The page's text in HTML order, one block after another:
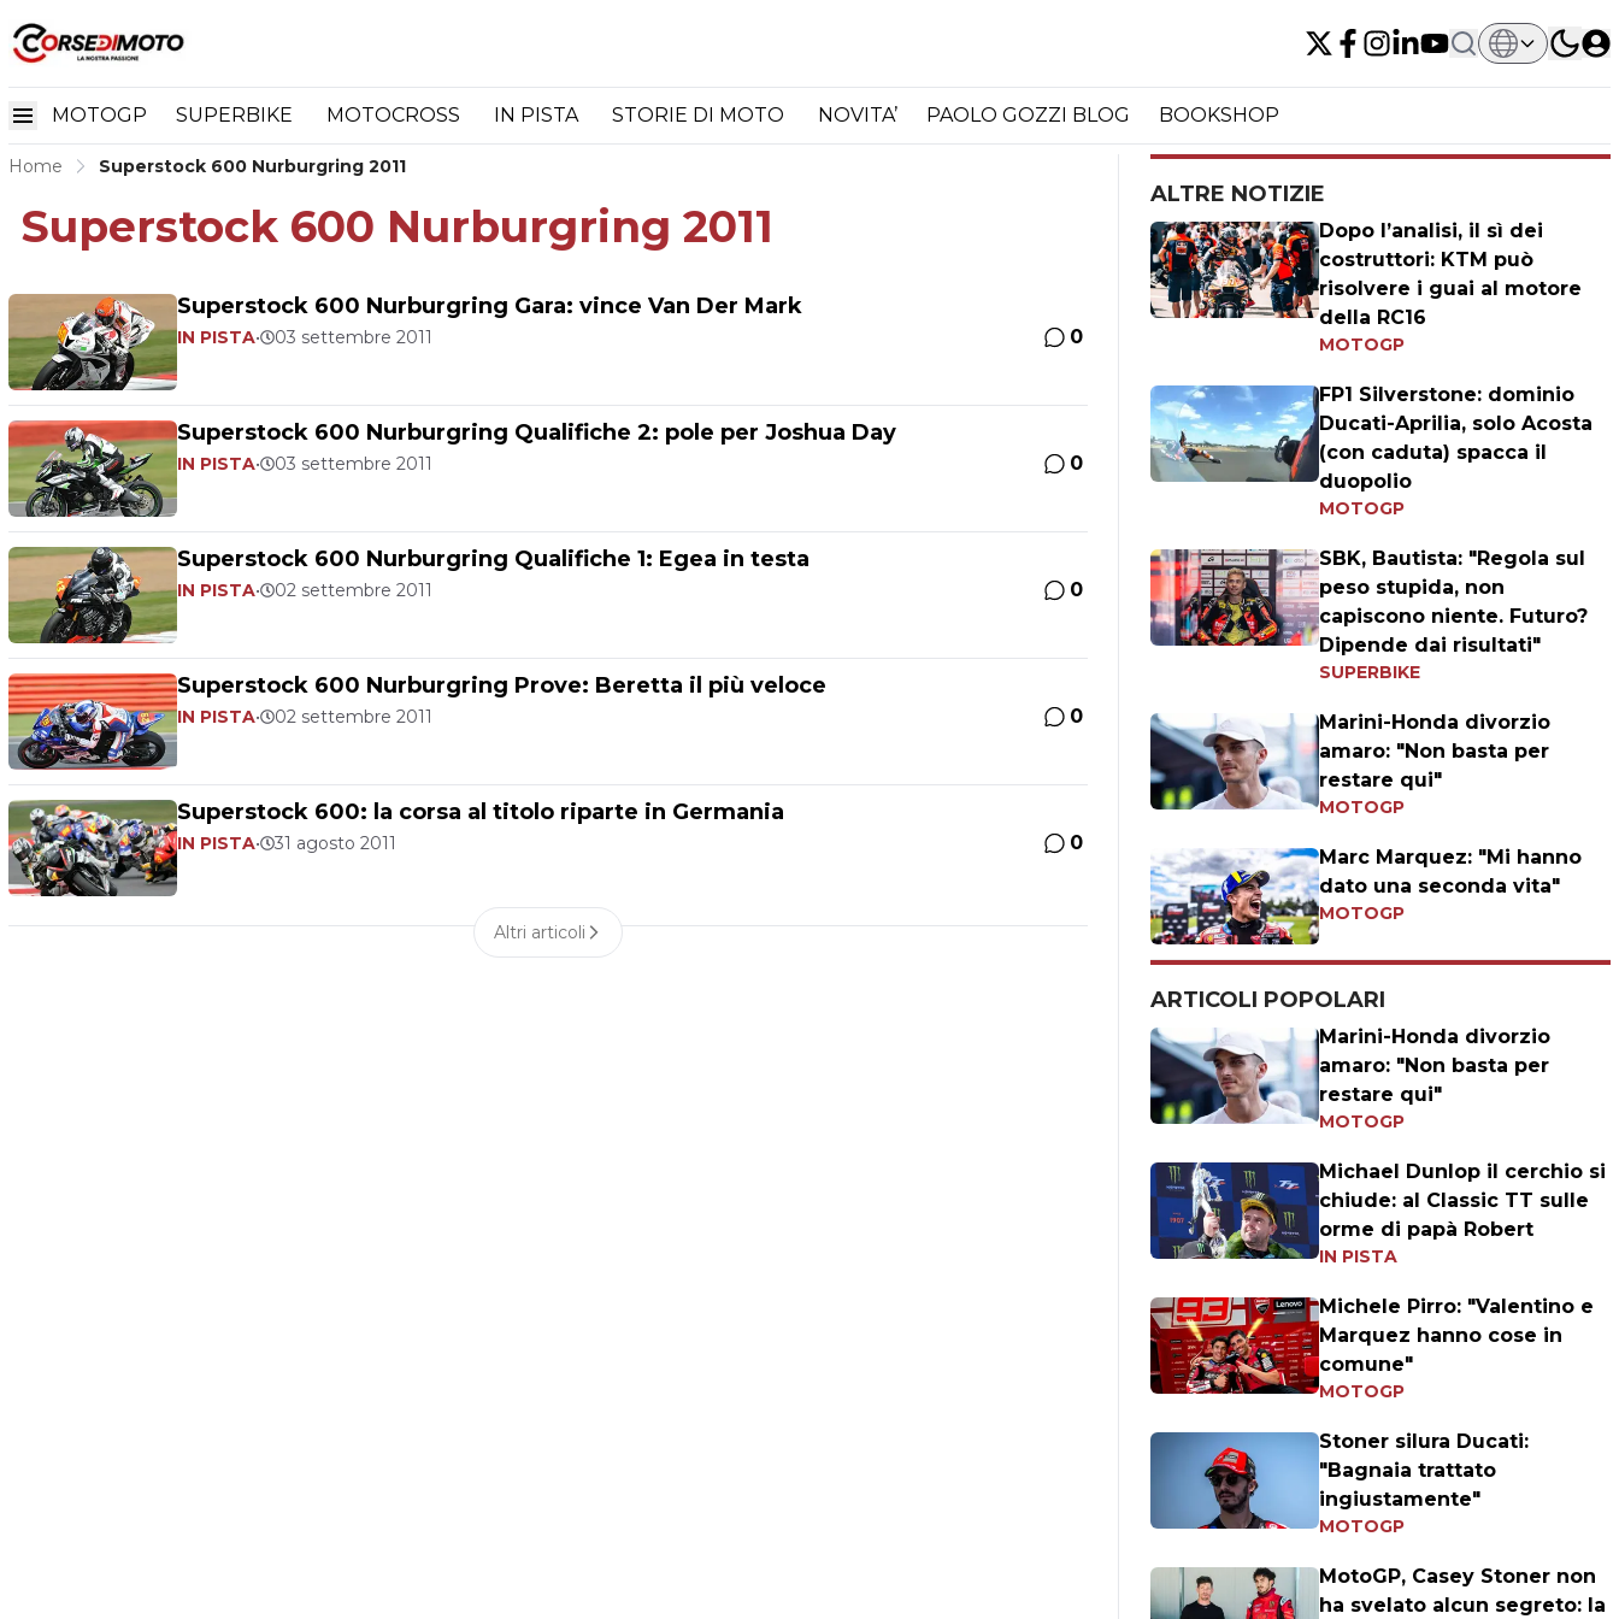
MOTOGP SUPERBIKE MOTOCROSS IN PISTA STORIE DI MOTO NOVITA’ PAOLO GOZZI BLOG BOOKSHOP
Home Superstock 600 Nurburgring 2011
Superstock 600 Nurburgring 2011
Superstock 600 Nurburgring Gara: vince Van Der Mark
IN PISTA• 03 settembre 2011 0
Superstock 600 Nurburgring Qualifiche 2: pole per Joshua Day
IN PISTA• 03 settembre 2011 0
Superstock 600 Nurburgring Qualifiche 1: Egea in testa
IN PISTA• 02 settembre 2011 0
Superstock 600 Nurburgring Prove: Beretta il più veloce
IN PISTA• 02 settembre 2011 0
Superstock 600: la corsa al titolo riparte in Germania
IN PISTA• 31 agosto 2011 0
Altri articoli
ALTRE NOTIZIE
Dopo l’analisi, il sì dei
costruttori: KTM può
risolvere i guai al motore
della RC16
MOTOGP
FP1 Silverstone: dominio
Ducati-Aprilia, solo Acosta
(con caduta) spacca il
duopolio
MOTOGP
SBK, Bautista: "Regola sul
peso stupida, non
capiscono niente. Futuro?
Dipende dai risultati"
SUPERBIKE
Marini-Honda divorzio
amaro: "Non basta per
restare qui"
MOTOGP
Marc Marquez: "Mi hanno
dato una seconda vita"
MOTOGP
ARTICOLI POPOLARI
Marini-Honda divorzio
amaro: "Non basta per
restare qui"
MOTOGP
Michael Dunlop il cerchio si
chiude: al Classic TT sulle
orme di papà Robert
IN PISTA
Michele Pirro: "Valentino e
Marquez hanno cose in
comune"
MOTOGP
Stoner silura Ducati:
"Bagnaia trattato
ingiustamente"
MOTOGP
MotoGP, Casey Stoner non
ha svelato alcun segreto: la